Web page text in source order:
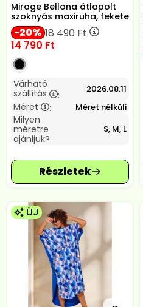
Mirage Bellona átlapolt
szoknyás maxiruha, fekete
20 18 490Ft
14 790 Ft
Várható
szállítás
: 2026.08.11
Méret : Méret nélküli
Milyen
méretre
ajánljuk?:
S, M, L
ÚJ